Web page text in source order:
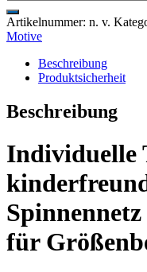
Artikelnummer: n. v.
Motive
Beschreibung
Produktsicherheit
Beschreibung
Individuelle
für